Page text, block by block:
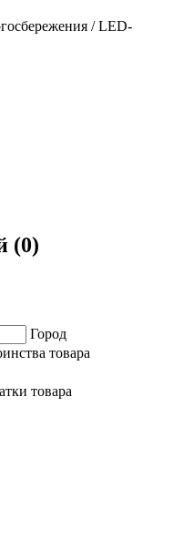
/ LED-
(0)
Город
товара
товара